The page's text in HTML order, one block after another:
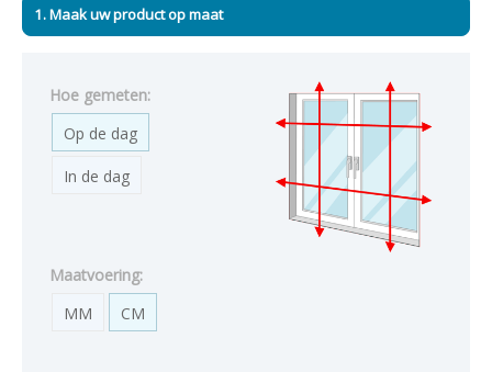
1. Maak uw product op maat
Hoe gemeten:
Op de dag
In de dag
Maatvoering:
MM
CM